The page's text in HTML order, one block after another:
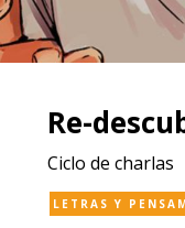
Re-
Ciclo de charlas
LETRAS Y